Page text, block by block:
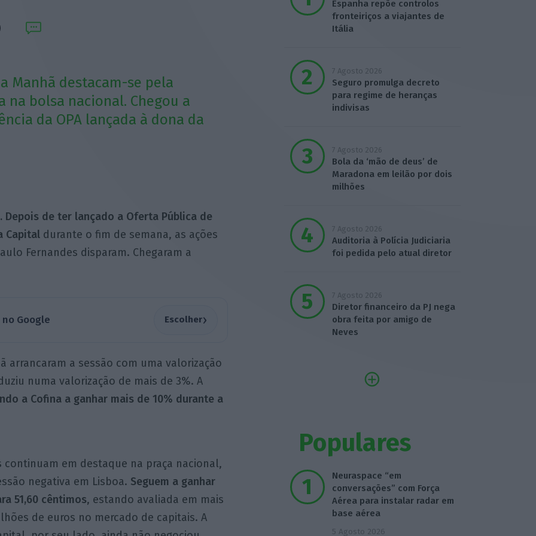
Manhã destacam-se pela
bolsa nacional. Chegou a
da OPA lançada à dona da
de ter lançado a Oferta Pública de
Capitaldurante o fim de semana, as ações
Fernandes disparam. Chegaram a
Google Escolher›
arrancaram a sessão com uma valorização
numa valorização de mais de 3%. A
a Cofina a ganhar mais de 10% durante a
continuam em destaque na praça nacional,
negativa em Lisboa. Seguem a ganhar
51,60 cêntimos, estando avaliada em mais
de euros no mercado de capitais. A
Espanha repõe controlos
fronteiriços a viajantes de
Itália
7 Agosto 2026
Seguro promulga decreto
para regime de heranças
indivisas
7 Agosto 2026
Bola da ‘mão de deus’ de
Maradona em leilão por dois
milhões
7 Agosto 2026
Auditoria à Polícia Judiciaria
foi pedida pelo atual diretor
7 Agosto 2026
Diretor financeiro da PJ nega
obra feita por amigo de
Neves
Populares
Neuraspace “em
conversações” com Força
Aérea para instalar radar em
base aérea
5 Agosto 2026